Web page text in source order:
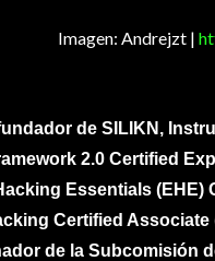
Imagen: Andrejzt |
de SILIKN,
2.0 Certified
Essentials (EHE)
Certified
de la Subcomisión